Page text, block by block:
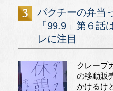
パクチーの弁当
「99.9」第６話
レに注目
クレープ
の移動販
かけるけ